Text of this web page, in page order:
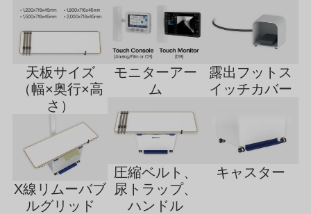
天板サイズ
（幅×奥行×高
さ）
X線リムーバブ
ルグリッド
モニターアー
ム
圧縮ベルト、
尿トラップ、
ハンドル
露出フットス
イッチカバー
キャスター